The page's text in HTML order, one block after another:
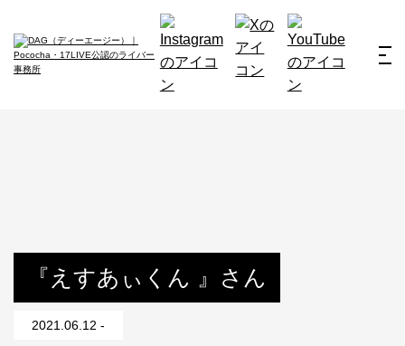
所属ライバー
『えすあぃくん 』さん
2021.06.12 -